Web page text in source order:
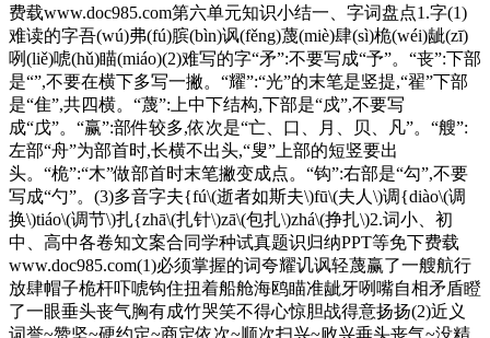
费载www.doc985.com第六单元知识小结一、字词盘点1.字(1)
难读的字吾(wú)弗(fú)膑(bìn)讽(fěng)蔑(miè)肆(sì)桅(wéi)龇(zī)
咧(liě)唬(hǔ)瞄(miáo)(2)难写的字“矛”:不要写成“予”。“丧”:下部
是“”,不要在横下多写一撇。“耀”:“光”的末笔是竖提,“翟”下部
是“隹”,共四横。“蔑”:上中下结构,下部是“戍”,不要写
成“戊”。“赢”:部件较多,依次是“亡、口、月、贝、凡”。“艘”:
左部“舟”为部首时,长横不出头,“叟”上部的短竖要出
头。“桅”:“木”做部首时末笔撇变成点。“钩”:右部是“勾”,不要
写成“勺”。(3)多音字夫{fú\(逝者如斯夫\)fū\(夫人\)调{diào\(调
换\)tiáo\(调节\)扎{zhā\(扎针\)zā\(包扎\)zhá\(挣扎\)2.词小、初
中、高中各卷知文案合同学种试真题识归纳PPT等免下费载
www.doc985.com(1)必须掌握的词夸耀讥讽轻蔑赢了一艘航行
放肆帽子桅杆吓唬钩住扭着船舱海鸥瞄准龇牙咧嘴自相矛盾瞪
了一眼垂头丧气胸有成竹哭笑不得心惊胆战得意扬扬(2)近义
词誉~赞坚~硬约定~商定依次~顺次扫兴~败兴垂头丧气~没精